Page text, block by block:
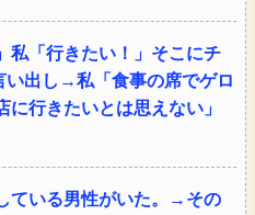
私「行きたい！」そこにチ
い出し→私「食事の席でゲロ
行きたいとは思えない」
ている男性がいた。→その